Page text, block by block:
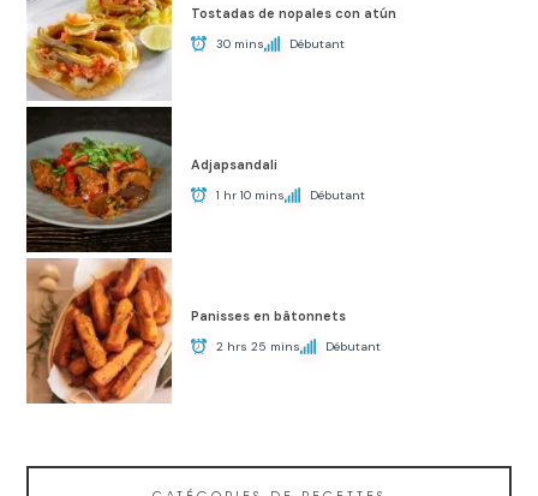
Tostadas de nopales con atún
30 mins Débutant
Adjapsandali
1 hr 10 mins Débutant
Panisses en bâtonnets
2 hrs 25 mins Débutant